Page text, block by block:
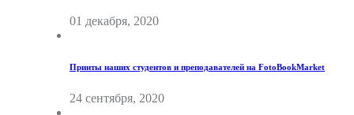
01 декабря, 2020
Принты наших студентов и преподавателей на FotoBookMarket
24 сентября, 2020